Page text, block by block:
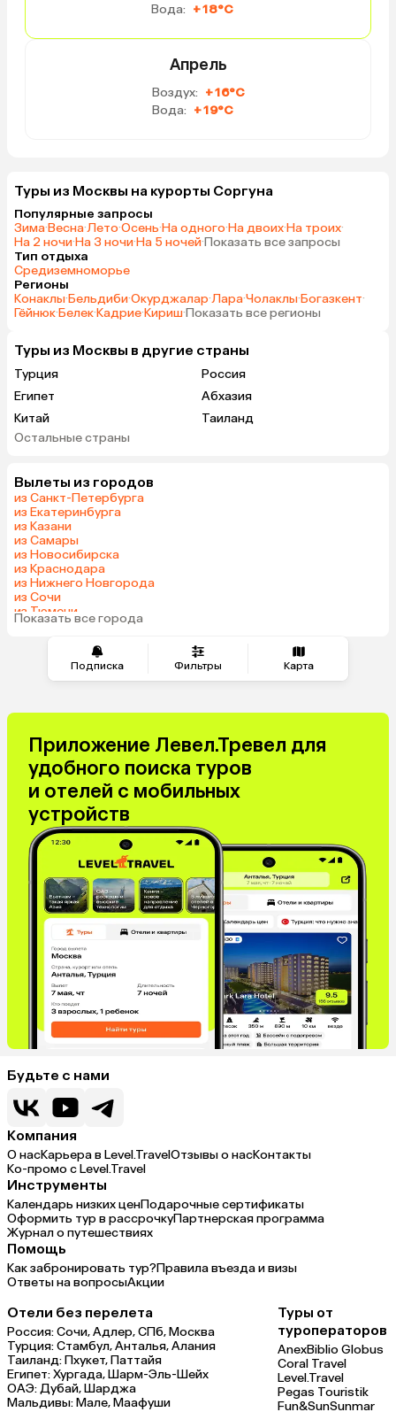
Подписка Фильтры Карта
Вода: +18°C
Апрель
Воздух: +16°C
Вода: +19°C
Туры из Москвы на курорты Соргуна
Популярные запросы
Зима·Весна·Лето·Осень·На одного·На двоих·На троих·
На 2 ночи·На 3 ночи·На 5 ночей·Показать все запросы
Тип отдыха
Средиземноморье
Регионы
Конаклы·Бельдиби·Окурджалар·Лара·Чолаклы·Богазкент·
Гёйнюк·Белек·Кадрие·Кириш·Показать все регионы
Туры из Москвы в другие страны
Турция
Россия
Египет
Абхазия
Китай
Таиланд
ОАЭ
Грузия
Индонезия
Армения
Сейшелы
Азербайджан
Маврикий
Япония
Сербия
Кипр
Южная Корея
Малайзия
Израиль
Гонконг
Венесуэла
Саудовская Аравия
Бахрейн
Куба
Греция
Италия
Испания
Венгрия
Болгария
Остальные страны
Вылеты из городов
из Санкт-Петербурга
из Екатеринбурга
из Казани
из Самары
из Новосибирска
из Краснодара
из Нижнего Новгорода
из Сочи
из Тюмени
из Челябинска
Показать все города
Приложение Левел.Тревел для
удобного поиска туров
и отелей с мобильных
устройств
Будьте с нами
Компания
О насКарьера в Level.TravelОтзывы о насКонтакты
Ко-промо с Level.Travel
Инструменты
Календарь низких ценПодарочные сертификаты
Оформить тур в рассрочкуПартнерская программа
Журнал о путешествиях
Помощь
Как забронировать тур?Правила въезда и визы
Ответы на вопросыАкции
Отели без перелета
Россия:Сочи,Адлер,СПб,Москва
Турция:Стамбул,Анталья,Алания
Таиланд:Пхукет,Паттайя
Египет:Хургада,Шарм-Эль-Шейх
ОАЭ:Дубай,Шарджа
Мальдивы:Мале,Маафуши
Туры от
туроператоров
AnexBiblio Globus
Coral Travel
Level.Travel
Pegas Touristik
Fun&SunSunmar